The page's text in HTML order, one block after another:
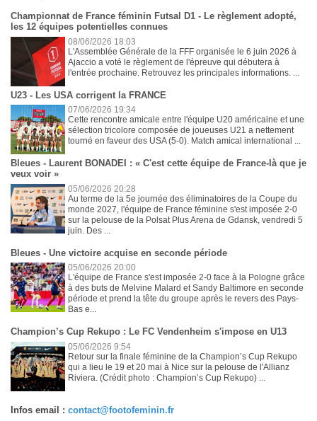
Championnat de France féminin Futsal D1 - Le règlement adopté,
les 12 équipes potentielles connues
08/06/2026 18:03
L'Assemblée Générale de la FFF organisée le 6 juin 2026 à
Ajaccio a voté le règlement de l'épreuve qui débutera à
l'entrée prochaine. Retrouvez les principales informations. ...
U23 - Les USA corrigent la FRANCE
07/06/2026 19:34
Cette rencontre amicale entre l'équipe U20 américaine et une
sélection tricolore composée de joueuses U21 a nettement
tourné en faveur des USA (5-0). Match amical international ...
Bleues - Laurent BONADEI : « C'est cette équipe de France-là que je
veux voir »
05/06/2026 20:28
Au terme de la 5e journée des éliminatoires de la Coupe du
monde 2027, l'équipe de France féminine s'est imposée 2-0
sur la pelouse de la Polsat Plus Arena de Gdansk, vendredi 5
juin. Des ...
Bleues - Une victoire acquise en seconde période
05/06/2026 20:00
L'équipe de France s'est imposée 2-0 face à la Pologne grâce
à des buts de Melvine Malard et Sandy Baltimore en seconde
période et prend la tête du groupe après le revers des Pays-
Bas e...
Champion’s Cup Rekupo : Le FC Vendenheim s'impose en U13
05/06/2026 9:54
Retour sur la finale féminine de la Champion’s Cup Rekupo
qui a lieu le 19 et 20 mai à Nice sur la pelouse de l'Allianz
Riviera. (Crédit photo : Champion’s Cup Rekupo) ...
Infos email : contact@footofeminin.fr